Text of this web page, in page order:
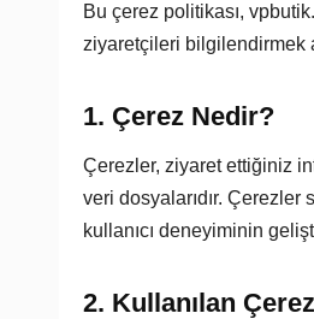
Bu çerez politikası,
ziyaretçileri bilgilendirmek
1. Çerez Nedir?
Çerezler, ziyaret ettiğiniz
veri dosyalarıdır.
kullanıcı deneyiminin
2. Kullanılan